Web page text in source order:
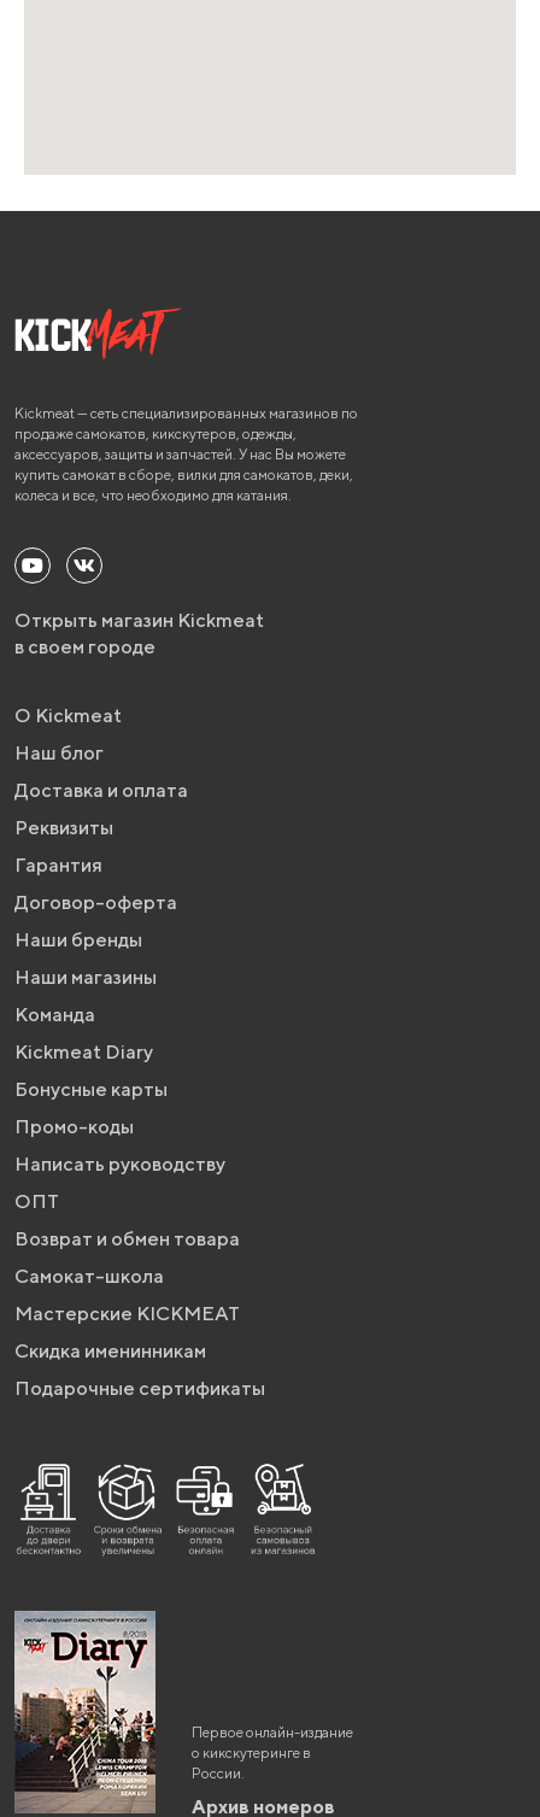
Kickmeat — сеть специализированных магазинов по
продаже самокатов, кикскутеров, одежды,
аксессуаров, защиты и запчастей. У нас Вы можете
купить самокат в сборе, вилки для самокатов, деки,
колеса и все, что необходимо для катания.
Открыть магазин Kickmeat
в своем городе
О Kickmeat
Наш блог
Доставка и оплата
Реквизиты
Гарантия
Договор-оферта
Наши бренды
Наши магазины
Команда
Kickmeat Diary
Бонусные карты
Промо-коды
Написать руководству
ОПТ
Возврат и обмен товара
Самокат-школа
Мастерские KICKMEAT
Скидка именинникам
Подарочные сертификаты
Первое онлайн-издание
о кикскутеринге в
России.
Архив номеров